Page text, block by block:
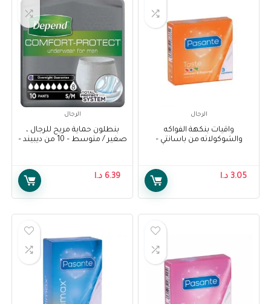
الرجال
واقيات بنكهة الفواكه
والشوكولاته من باسانتي –
3.05 د.ا
الرجال
بنطلون حماية مريح للرجال ،
صغير / متوسط – 10 من ديبيند –
Small/Medium – 10 Pants
6.39 د.ا